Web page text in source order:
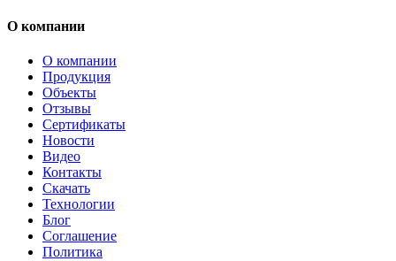
О компании
О компании
Продукция
Объекты
Отзывы
Сертификаты
Новости
Видео
Контакты
Скачать
Технологии
Блог
Соглашение
Политика